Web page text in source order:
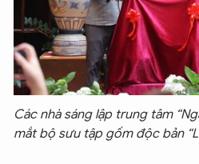
Các nhà sáng lập trung tâm
mắt bộ sưu tập gốm độc bản